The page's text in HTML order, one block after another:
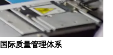
际质量管理体系